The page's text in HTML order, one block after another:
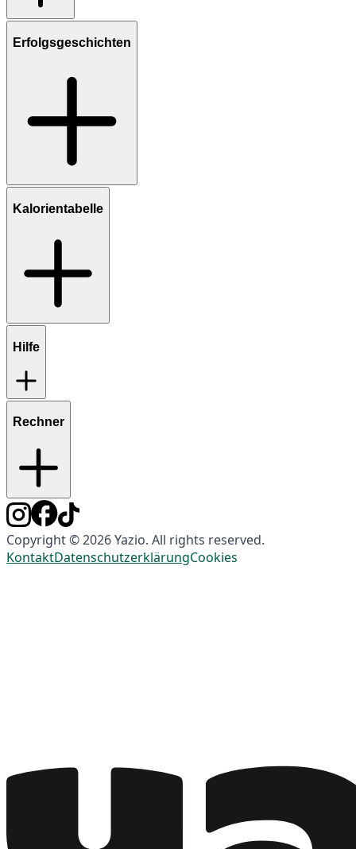
Erfolgsgeschichten
Kalorientabelle
Hilfe
Rechner
Copyright © 2026 Yazio. All rights reserved.
KontaktDatenschutzerklärungCookies